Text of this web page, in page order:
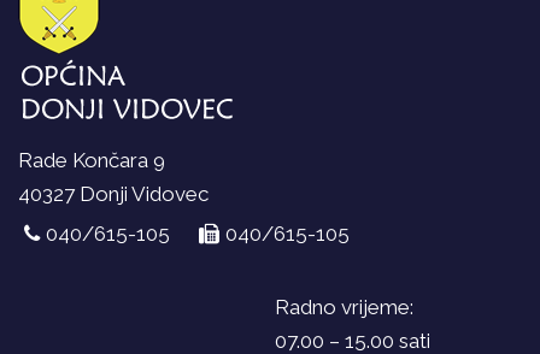
Rade Končara 9
40327 Donji Vidovec
040/615-105
040/615-105
Radno vrijeme:
07.00 – 15.00 sati